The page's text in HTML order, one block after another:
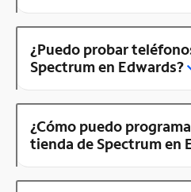
¿Puedo probar
Spectrum en Edwards?
¿Cómo puedo
tienda de Spectrum en